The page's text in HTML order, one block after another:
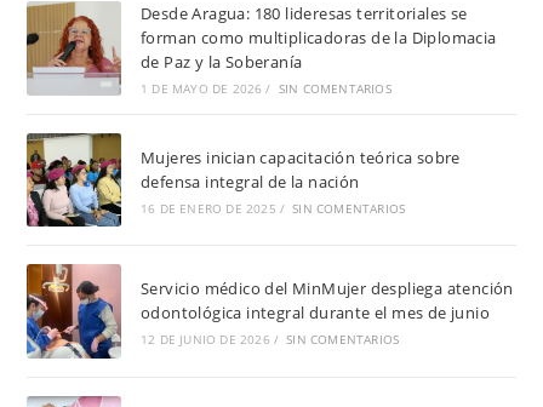
Desde Aragua: 180 lideresas territoriales se
forman como multiplicadoras de la Diplomacia
de Paz y la Soberanía
1 DE MAYO DE 2026 / SIN COMENTARIOS
Mujeres inician capacitación teórica sobre
defensa integral de la nación
16 DE ENERO DE 2025 / SIN COMENTARIOS
Servicio médico del MinMujer despliega atención
odontológica integral durante el mes de junio
12 DE JUNIO DE 2026 / SIN COMENTARIOS